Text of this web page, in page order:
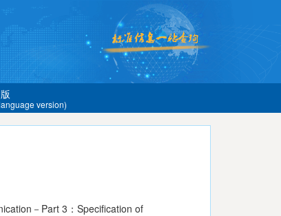
version)
－Part 3：Specification of